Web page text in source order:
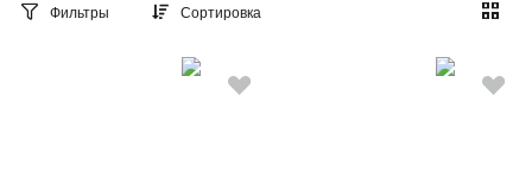
Фильтры Сортировка